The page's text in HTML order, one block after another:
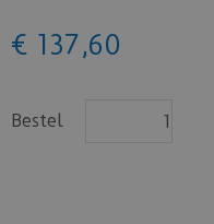
€ 137,60
Bestel